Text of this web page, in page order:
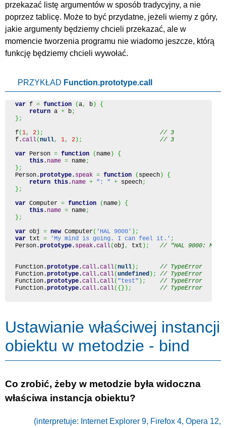
przekazać listę argumentów w sposób tradycyjny, a nie
poprzez tablicę. Może to być przydatne, jeżeli wiemy z góry,
jakie argumenty będziemy chcieli przekazać, ale w
momencie tworzenia programu nie wiadomo jeszcze, którą
funkcję będziemy chcieli wywołać.
PRZYKŁAD Function.prototype.call
var f = function (a, b )
{
return a + b;
} ;
f(1, 2 ) ;
// 3
f.call(null, 1, 2 ) ;
// 3
var Person = function ( name )
{
this . name = name;
} ;
Person.prototype . speak = function ( speech )
{
return this . name + ": " + speech;
} ;
var Computer = function ( name )
{
this . name = name;
} ;
var obj = new Computer( 'HAL 9000' ) ;
var txt = 'My mind is going. I can feel it.' ;
Person.prototype . speak .call(obj , txt ) ; // "HAL 9000: My
Function .prototype .call .call(null ) ;
// TypeError
Function .prototype .call .call(undefined ) ;
// TypeError
Function .prototype .call .call( "test" ) ;
// TypeError
Function .prototype .call .call( { } ) ; // TypeError
Ustawianie właściwej instancji
obiektu w metodzie - bind
Co zrobić, żeby w metodzie była widoczna
właściwa instancja obiektu?
(interpretuje: Internet Explorer 9, Firefox 4, Opera 12,